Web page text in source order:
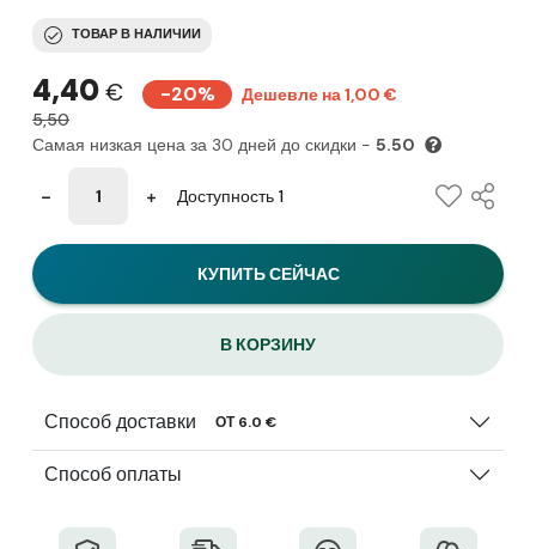
ТОВАР В НАЛИЧИИ
4,40€ -20%
Дешевле на 1,00 €
5,50
Самая низкая цена за 30 дней до скидки - 5.50
Доступность 1
КУПИТЬ СЕЙЧАС
В КОРЗИНУ
Способ доставки ОТ 6.0 €
Способ оплаты